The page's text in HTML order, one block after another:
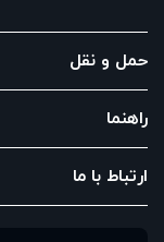
حمل و نقل
راهنما
ارتباط با ما